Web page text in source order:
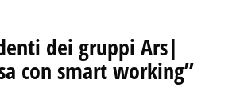
dei gruppi Ars|
con smart working”